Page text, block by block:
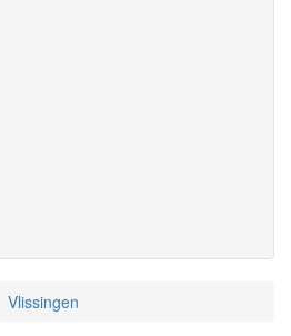
Vlissingen